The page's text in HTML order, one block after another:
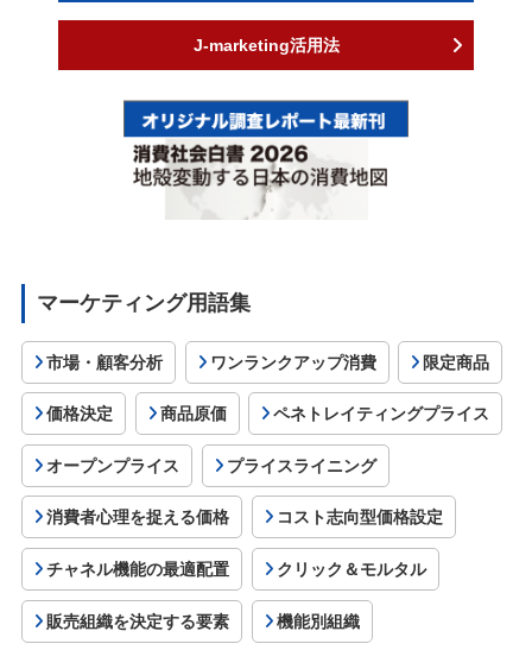
J-marketing活用法
マーケティング用語集
市場・顧客分析 ワンランクアップ消費 限定商品
価格決定 商品原価 ペネトレイティングプライス
オープンプライス プライスライニング
消費者心理を捉える価格 コスト志向型価格設定
チャネル機能の最適配置 クリック＆モルタル
販売組織を決定する要素 機能別組織